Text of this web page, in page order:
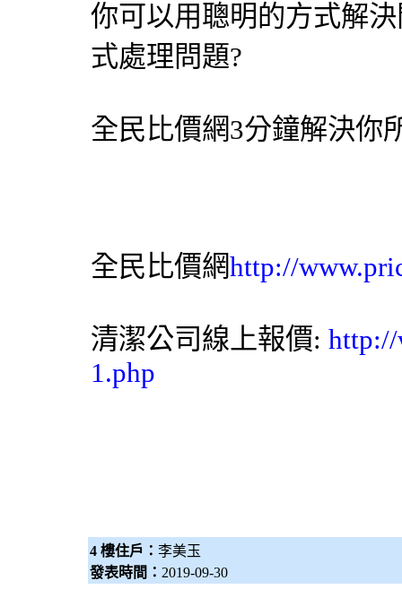
你可以用聰明的方式解
式處理問題?
全民比價網3分鐘解決你
全民比價網http://
清潔公司線上報價: http://
1.php
4 樓住戶： 李美玉
發表時間： 2019-09-30